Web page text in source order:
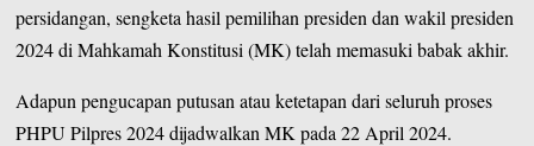
persidangan, sengketa hasil pemilihan presiden dan wakil presiden
2024 diMahkamah Konstitusi (MK) telah memasuki babak akhir.
Adapun pengucapan putusan atau ketetapan dari seluruh proses
PHPU Pilpres 2024 dijadwalkan MK pada 22 April 2024.